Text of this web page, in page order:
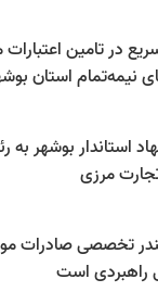
در تامین
نیمه‌تمام استان
استاندار بوشهر
مرزی
تخصصی صادرات
راهبردی است